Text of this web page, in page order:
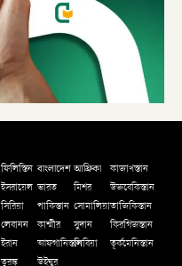
ফিলিস্তিন
ইসরায়েল
সিরিয়া
লেবানন
ইরান
তুরস্ক
বাংলাদেশ
ভারত
পাকিস্তান
কাশ্মীর
আফগানিস্তান
উইঘুর
আফ্রিকা
মিশর
সোমালিয়া
সুদান
লিবিয়া
কাজাখস্তান
উজবেকিস্তান
তাজিকিস্তান
কিরগিজস্তান
তূর্কমেনিস্তান